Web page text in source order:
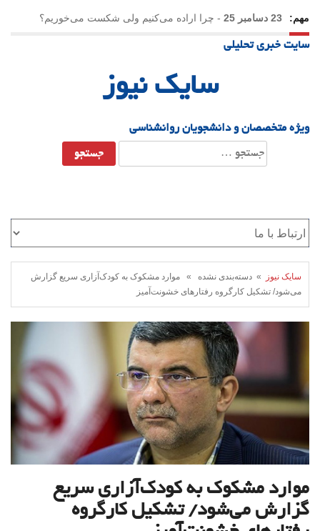
مهم: 23 دسامبر 25 - چرا اراده می‌کنیم ولی شکست می‌خوریم؟
21 دسامبر 25
سایت خبری تحلیلی
سایک نیوز
ویژه متخصصان و دانشجویان روانشناسی
جستجو
برای:
سایک نیوز
» دسته‌بندی نشده » موارد مشکوک به کودک‌آزاری سریع گزارش
می‌شود/ تشکیل کارگروه رفتارهای خشونت‌آمیز
موارد مشکوک به کودک‌آزاری سریع
گزارش می‌شود/ تشکیل کارگروه